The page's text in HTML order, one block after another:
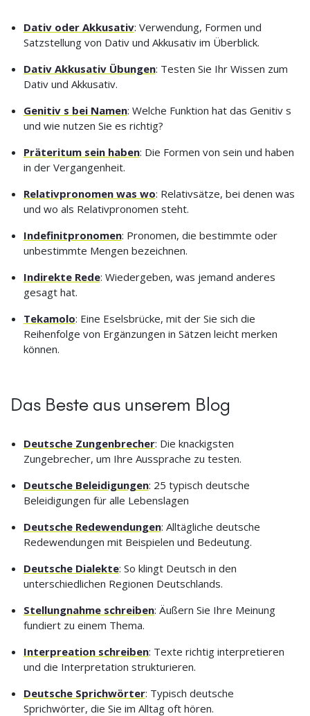
Dativ oder Akkusativ: Verwendung, Formen und
Satzstellung von Dativ und Akkusativ im Überblick.
Dativ Akkusativ Übungen: Testen Sie Ihr Wissen zum
Dativ und Akkusativ.
Genitiv s bei Namen: Welche Funktion hat das Genitiv s
und wie nutzen Sie es richtig?
Präteritum sein haben: Die Formen von sein und haben
in der Vergangenheit.
Relativpronomen was wo: Relativsätze, bei denen was
und wo als Relativpronomen steht.
Indefinitpronomen: Pronomen, die bestimmte oder
unbestimmte Mengen bezeichnen.
Indirekte Rede: Wiedergeben, was jemand anderes
gesagt hat.
Tekamolo: Eine Eselsbrücke, mit der Sie sich die
Reihenfolge von Ergänzungen in Sätzen leicht merken
können.
Das Beste aus unserem Blog
Deutsche Zungenbrecher: Die knackigsten
Zungebrecher, um Ihre Aussprache zu testen.
Deutsche Beleidigungen: 25 typisch deutsche
Beleidigungen für alle Lebenslagen
Deutsche Redewendungen: Alltägliche deutsche
Redewendungen mit Beispielen und Bedeutung.
Deutsche Dialekte: So klingt Deutsch in den
unterschiedlichen Regionen Deutschlands.
Stellungnahme schreiben: Äußern Sie Ihre Meinung
fundiert zu einem Thema.
Interpreation schreiben: Texte richtig interpretieren
und die Interpretation strukturieren.
Deutsche Sprichwörter: Typisch deutsche
Sprichwörter, die Sie im Alltag oft hören.